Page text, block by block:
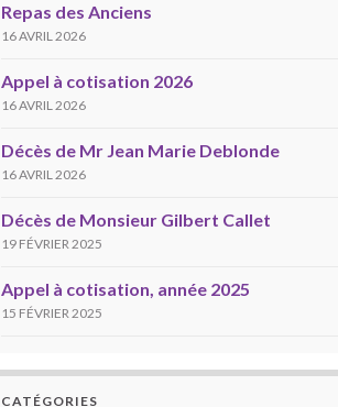
Repas des Anciens
16 AVRIL 2026
Appel à cotisation 2026
16 AVRIL 2026
Décès de Mr Jean Marie Deblonde
16 AVRIL 2026
Décès de Monsieur Gilbert Callet
19 FÉVRIER 2025
Appel à cotisation, année 2025
15 FÉVRIER 2025
CATÉGORIES